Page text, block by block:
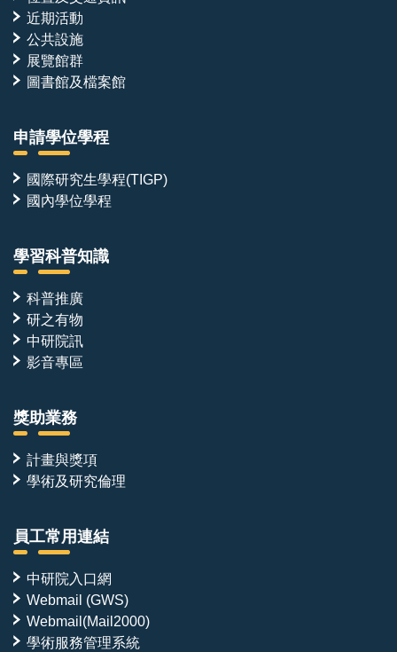
近期活動
公共設施
展覽館群
圖書館及檔案館
申請學位學程
國際研究生學程(TIGP)
國內學位學程
學習科普知識
科普推廣
研之有物
中研院訊
影音專區
獎助業務
計畫與獎項
學術及研究倫理
員工常用連結
中研院入口網
Webmail (GWS)
Webmail(Mail2000)
學術服務管理系統